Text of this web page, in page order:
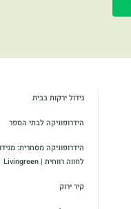
גידול ירקות בבית
הידרופוניקה לבתי הספר
הידרופוניקה מסחרית:
לחווה רווחית | Livingreen
קיר ירוק